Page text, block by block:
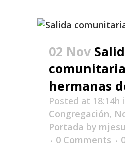
02 Nov
hermanas
Posted at 18:14h
Congregación,
Portada by
0 Comments